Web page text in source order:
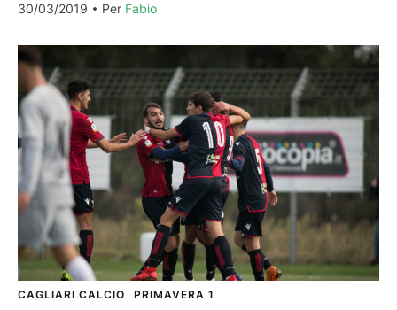
30/03/2019
Per Fabio
CAGLIARI CALCIO PRIMAVERA 1